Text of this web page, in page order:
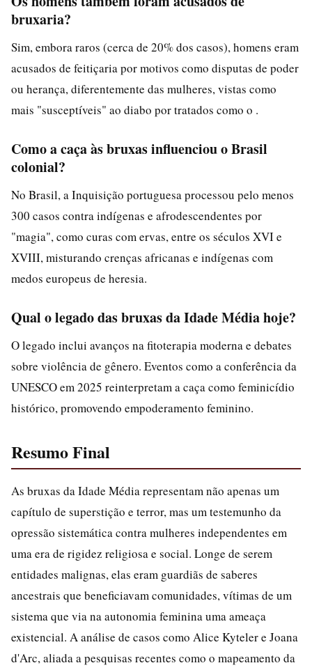
bruxaria?
Sim, embora raros (cerca de 20% dos casos), homens eram
acusados de feitiçaria por motivos como disputas de poder
ou herança, diferentemente das mulheres, vistas como
mais "susceptíveis" ao diabo por tratados como o .
Como a caça às bruxas influenciou o Brasil
colonial?
No Brasil, a Inquisição portuguesa processou pelo menos
300 casos contra indígenas e afrodescendentes por
"magia", como curas com ervas, entre os séculos XVI e
XVIII, misturando crenças africanas e indígenas com
medos europeus de heresia.
Qual o legado das bruxas da Idade Média hoje?
O legado inclui avanços na fitoterapia moderna e debates
sobre violência de gênero. Eventos como a conferência da
UNESCO em 2025 reinterpretam a caça como feminicídio
histórico, promovendo empoderamento feminino.
Resumo Final
As bruxas da Idade Média representam não apenas um
capítulo de superstição e terror, mas um testemunho da
opressão sistemática contra mulheres independentes em
uma era de rigidez religiosa e social. Longe de serem
entidades malignas, elas eram guardiãs de saberes
ancestrais que beneficiavam comunidades, vítimas de um
sistema que via na autonomia feminina uma ameaça
existencial. A análise de casos como Alice Kyteler e Joana
d'Arc, aliada a pesquisas recentes como o mapeamento da